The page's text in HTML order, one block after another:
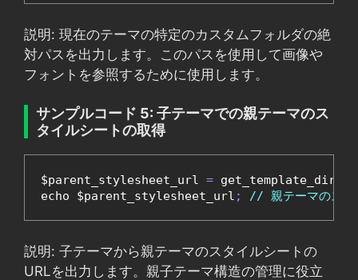
説明: 現在のテーマの特定のカスタムフォルダの絶
対パスを出力します。このパスを使用して画像や
フォントを参照するために使用します。
サンプルコード 5: 子テーマでの親テーマのス
タイルシートの取得
$parent_stylesheet_url =
echo $parent_stylesheet_url ; // 親テーマのスタ
説明: 子テーマから親テーマのスタイルシートの
URLを出力します。親子テーマ構造の管理に役立